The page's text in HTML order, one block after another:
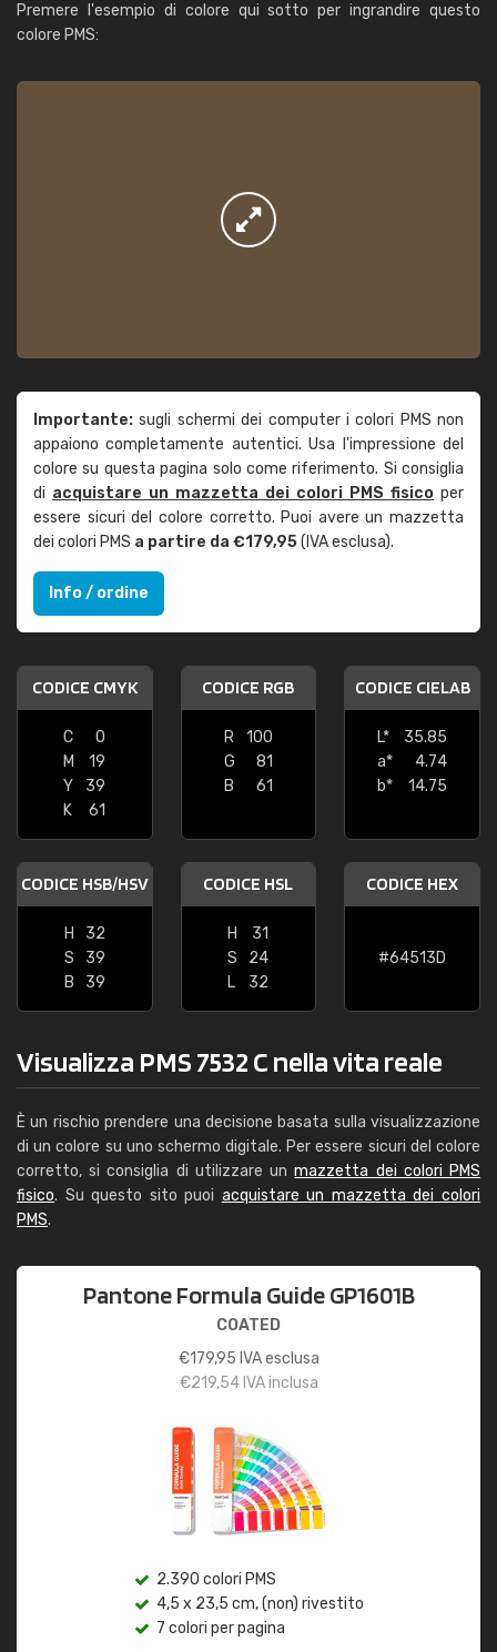
Premere l'esempio di colore qui sotto per ingrandire questo
colore PMS:
Importante: sugli schermi dei computer i colori PMS non
appaiono completamente autentici. Usa l'impressione del
colore su questa pagina solo come riferimento. Si consiglia
di acquistare un mazzetta dei colori PMS fisico per
essere sicuri del colore corretto. Puoi avere un mazzetta
dei colori PMS a partire da €179,95(IVA esclusa).
Info / ordine
CODICE CMYK
C
0
M
19
Y
39
K
61
CODICE RGB
R
100
G
81
B
61
CODICE CIELAB
L*
35.85
a*
4.74
b*
14.75
CODICE HSB/HSV
H
32
S
39
B
39
CODICE HSL
H
31
S
24
L
32
CODICE HEX
#64513D
Visualizza PMS 7532 C nella vita reale
È un rischio prendere una decisione basata sulla visualizzazione
di un colore su uno schermo digitale. Per essere sicuri del colore
corretto, si consiglia di utilizzare unmazzetta dei colori PMS
fisico. Su questo sito puoi acquistare un mazzetta dei colori
PMS.
Pantone Formula Guide GP1601B
COATED
€179,95 IVA esclusa
€219,54IVA inclusa
2.390 colori PMS
4,5 x 23,5 cm, (non) rivestito
7 colori per pagina